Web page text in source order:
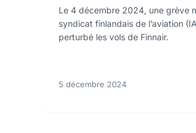
Le 4 décembre 2024, une grève
syndicat finlandais de l’aviation
perturbé les vols de Finnair.
5 décembre 2024